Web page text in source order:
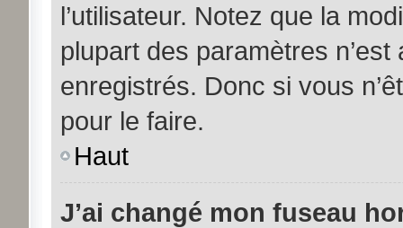
l’utilisateur. Notez que la
plupart des paramètres
enregistrés. Donc si vous
pour le faire.
Haut
J’ai changé mon fuseau